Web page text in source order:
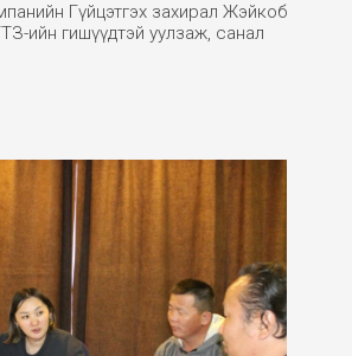
Гүйцэтгэх захирал Жэйкоб
ийн гишүүдтэй уулзаж, санал